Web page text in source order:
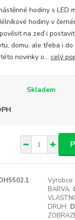
hodiny s LED
hodiny v
na zeď i
domu, ale třeba i
novinky o... celý
Skladem
Výrobce:
BARVA:
DRUH: